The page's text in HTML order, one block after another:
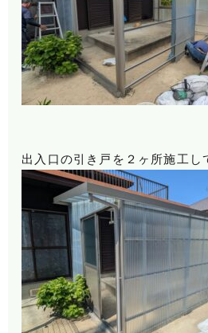
出入口の引き戸を２ヶ所施工し